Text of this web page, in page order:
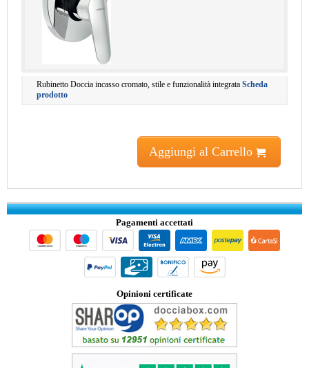
Rubinetto Doccia incasso cromato, stile e funzionalità integrata Scheda
prodotto
Aggiungi al Carrello
Pagamenti accettati
Opinioni certificate